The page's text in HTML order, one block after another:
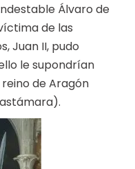
Álvaro de
de las
Juan II, pudo
le supondrían
de Aragón